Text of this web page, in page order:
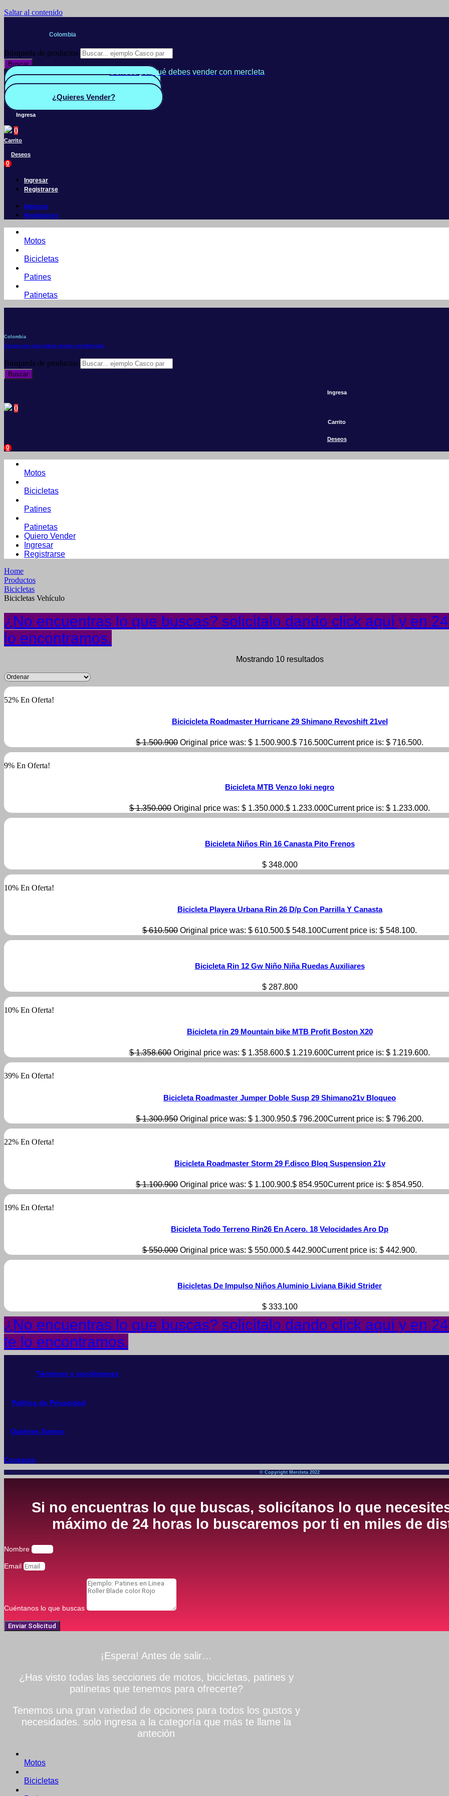
Saltar al contenido
Colombia
Búsqueda de productos
Buscar
Conoce por qué debes vender con mercleta
¿Quieres Vender?
Ingresa
0
Carrito
Deseos
0
Ingresar
Registrarse
Ingresar
Registrarse
Motos
Bicicletas
Patines
Patinetas
Colombia
Conoce por qué debes vender con Mercleta
Búsqueda de productos
Buscar
Ingresa
0
Carrito
Deseos
0
Motos
Bicicletas
Patines
Patinetas
Quiero Vender
Ingresar
Registrarse
Home
Productos
Bicicletas
Bicicletas Vehículo
¿No encuentras lo que buscas? solicítalo dando click aquí y en
lo encontramos.
Mostrando 10 resultados
52% En Oferta!
Bicicicleta Roadmaster Hurricane 29 Shimano Revoshift 21vel
$1.500.900 Original price was: $ 1.500.900.$ 716.500Current price is: $ 716.500.
9% En Oferta!
Bicicleta MTB Venzo loki negro
$1.350.000 Original price was: $ 1.350.000.$ 1.233.000Current price is: $ 1.233.000.
Bicicleta Niños Rin 16 Canasta Pito Frenos
$348.000
10% En Oferta!
Bicicleta Playera Urbana Rin 26 D/p Con Parrilla Y Canasta
$610.500 Original price was: $ 610.500.$ 548.100Current price is: $ 548.100.
Bicicleta Rin 12 Gw Niño Niña Ruedas Auxiliares
$287.800
10% En Oferta!
Bicicleta rin 29 Mountain bike MTB Profit Boston X20
$1.358.600 Original price was: $ 1.358.600.$ 1.219.600Current price is: $ 1.219.600.
39% En Oferta!
Bicicleta Roadmaster Jumper Doble Susp 29 Shimano21v Bloqueo
$1.300.950 Original price was: $ 1.300.950.$ 796.200Current price is: $ 796.200.
22% En Oferta!
Bicicleta Roadmaster Storm 29 F.disco Bloq Suspension 21v
$1.100.900 Original price was: $ 1.100.900.$ 854.950Current price is: $ 854.950.
19% En Oferta!
Bicicleta Todo Terreno Rin26 En Acero. 18 Velocidades Aro Dp
$550.000 Original price was: $ 550.000.$ 442.900Current price is: $ 442.900.
Bicicletas De Impulso Niños Aluminio Liviana Bikid Strider
$333.100
¿No encuentras lo que buscas? solicítalo dando click aquí y en
te lo encontramos.
Términos y condiciones
Política de Privacidad
Quiénes Somos
Contacto
© Copyright Mercleta 2022
Si no encuentras lo que buscas, solicítanos lo que
máximo de 24 horas lo buscaremos por ti en miles de
Nombre
Email
Cuéntanos lo que buscas
Enviar Solicitud
¡Espera! Antes de salir…
¿Has visto todas las secciones de motos, bicicletas, patines y
patinetas que tenemos para ofrecerte?
Tenemos una gran variedad de opciones para todos los gustos y
necesidades. solo ingresa a la categoría que más te llame la
anteción
Motos
Bicicletas